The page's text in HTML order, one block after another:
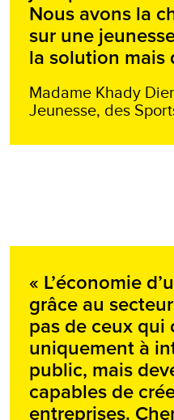
Nous avons la
sur une
la solution mais
Madame Khady
Jeunesse, des
« L’économie
grâce au
pas de ceux qui
uniquement à
public, mais
capables de
entreprises.